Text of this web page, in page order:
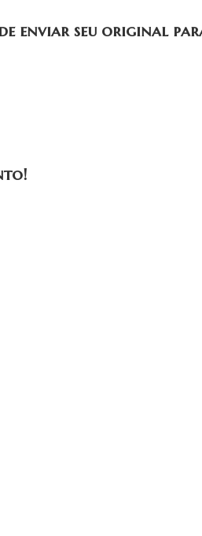
enviar seu original